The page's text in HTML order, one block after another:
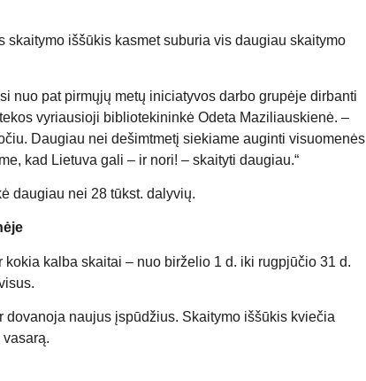
iššūkis kasmet suburia vis daugiau skaitymo
nuo pat pirmųjų metų iniciatyvos darbo grupėje dirbanti
vyriausioji bibliotekininkė Odeta Maziliauskienė. –
Daugiau nei dešimtmetį siekiame auginti visuomenės
kad Lietuva gali – ir nori! – skaityti daugiau.“
daugiau nei 28 tūkst. dalyvių.
kalba skaitai – nuo birželio 1 d. iki rugpjūčio 31 d.
naujus įspūdžius. Skaitymo iššūkis kviečia